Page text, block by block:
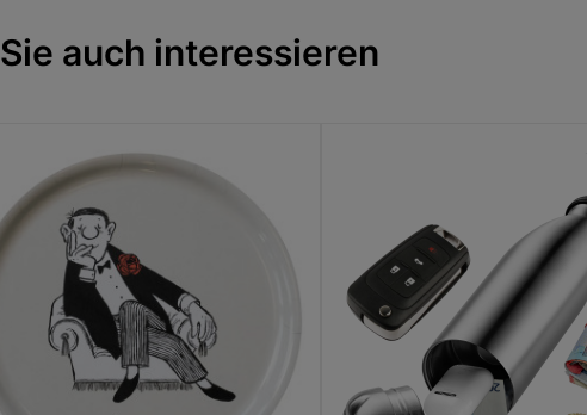
auch interessieren